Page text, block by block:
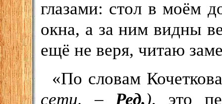
глазами: стол в моём
окна, а за ним видны
ещё не веря, читаю
«По словам
сети. –Ред.), это